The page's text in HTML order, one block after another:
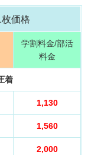
枚価格
学割料金/部活
料金
着
1,130
1,560
2,000